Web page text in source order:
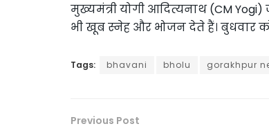
मुख्यमंत्री योगी आदित्यनाथ (CM
भी खूब स्नेह और भोजन देते हैं। बुधवार
Tags: bhavani bholu gorakhpur
Previous Post